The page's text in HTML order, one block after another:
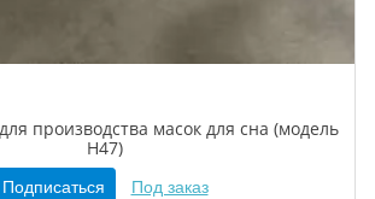
производства масок для сна (модель
H47)
Подписаться Под заказ